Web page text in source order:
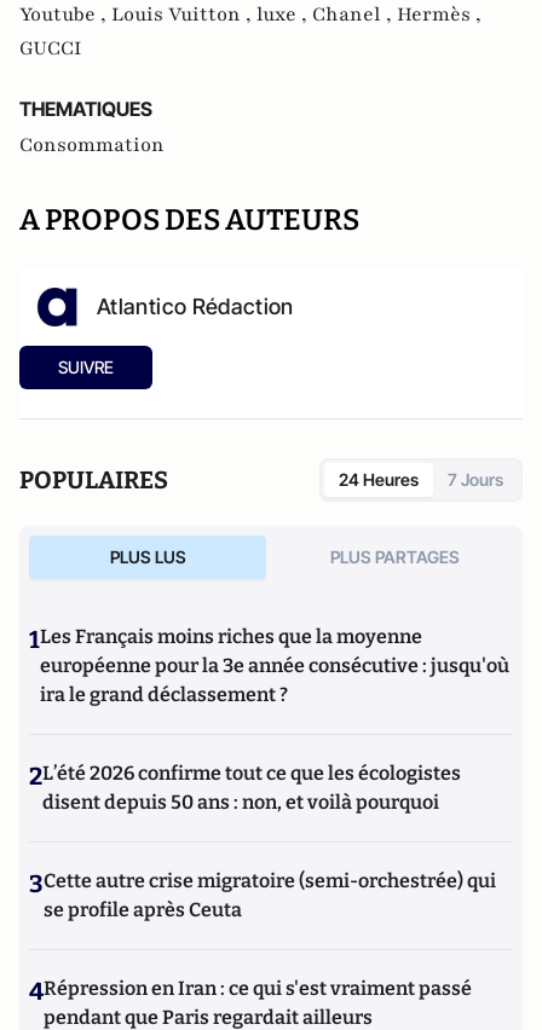
Youtube , Louis Vuitton , luxe , Chanel , Hermès ,
GUCCI
THEMATIQUES
Consommation
A PROPOS DES AUTEURS
Atlantico Rédaction
SUIVRE
POPULAIRES 24 Heures 7 Jours
PLUS LUS PLUS PARTAGES
1Les Français moins riches que la moyenne
européenne pour la 3e année consécutive : jusqu'où
ira le grand déclassement ?
2L’été 2026 confirme tout ce que les écologistes
disent depuis 50 ans : non, et voilà pourquoi
3Cette autre crise migratoire (semi-orchestrée) qui
se profile après Ceuta
4Répression en Iran : ce qui s'est vraiment passé
pendant que Paris regardait ailleurs